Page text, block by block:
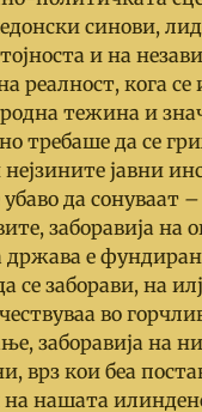
синови,
и на
реалност, кога
тежина и
требаше да се
јавни
да сонуваат –
заборавија на
е
се заборави, на
во
заборавија на
врз кои беа
нашата